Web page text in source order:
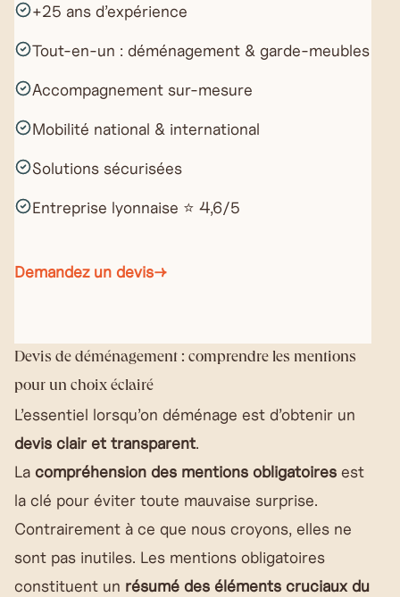
+25 ans d’expérience
Tout-en-un : déménagement & garde-meubles
Accompagnement sur-mesure
Mobilité national & international
Solutions sécurisées
Entreprise lyonnaise ⭐ 4,6/5
Demandez un devis→
Devis de déménagement : comprendre les mentions
pour un choix éclairé
L’essentiel lorsqu’on déménage est d’obtenir un
devis clair et transparent.
La compréhension des mentions obligatoires est
la clé pour éviter toute mauvaise surprise.
Contrairement à ce que nous croyons, elles ne
sont pas inutiles. Les mentions obligatoires
constituent un résumé des éléments cruciaux du